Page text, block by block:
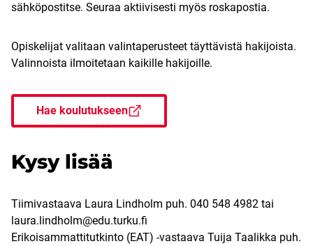
sähköpostitse. Seuraa aktiivisesti myös roskapostia.
Opiskelijat valitaan valintaperusteet täyttävistä hakijoista.
Valinnoista ilmoitetaan kaikille hakijoille.
Hae koulutukseen
Kysy lisää
Tiimivastaava Laura Lindholm puh. 040 548 4982 tai
laura.lindholm@edu.turku.fi
Erikoisammattitutkinto (EAT) -vastaava Tuija Taalikka puh.